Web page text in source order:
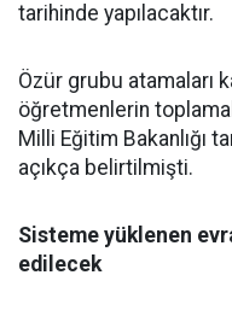
tarihinde yapılacaktır.
Özür grubu atamaları
öğretmenlerin
Milli Eğitim Bakanlığı
açıkça belirtilmişti.
Sisteme yüklenen
edilecek